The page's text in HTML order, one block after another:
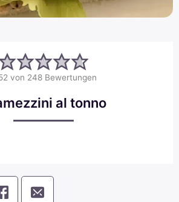
von 248 Bewertungen
al tonno